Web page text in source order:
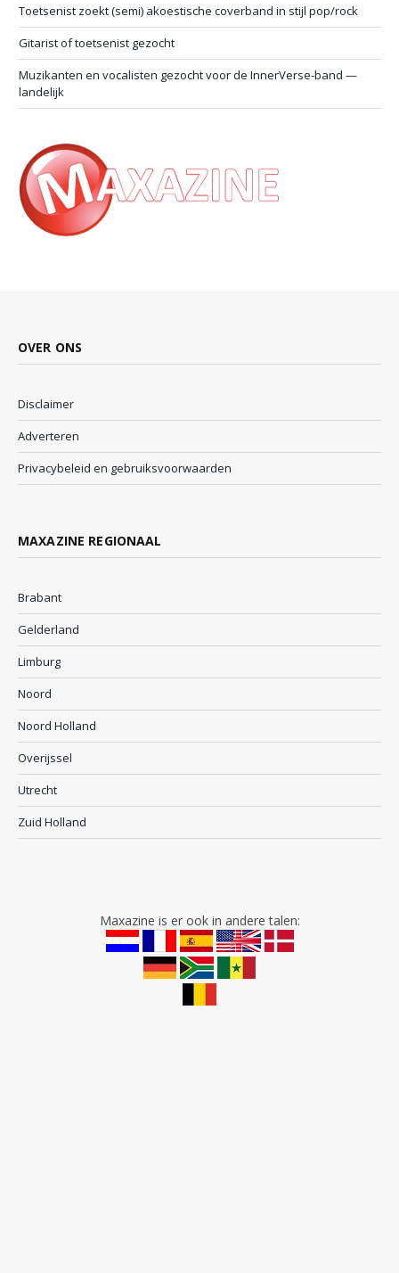
Toetsenist zoekt (semi) akoestische coverband in stijl pop/rock
Gitarist of toetsenist gezocht
Muzikanten en vocalisten gezocht voor de InnerVerse-band —
landelijk
OVER ONS
Disclaimer
Adverteren
Privacybeleid en gebruiksvoorwaarden
MAXAZINE REGIONAAL
Brabant
Gelderland
Limburg
Noord
Noord Holland
Overijssel
Utrecht
Zuid Holland
Maxazine is er ook in andere talen: